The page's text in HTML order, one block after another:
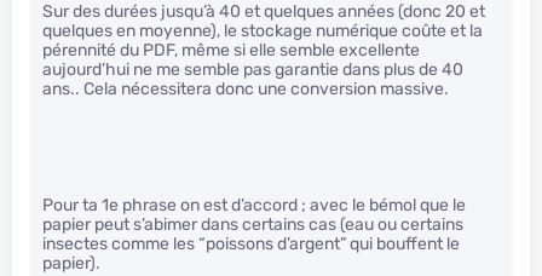
Sur des durées jusqu’à 40 et quelques années (donc 20 et
quelques en moyenne), le stockage numérique coûte et la
pérennité du PDF, même si elle semble excellente
aujourd’hui ne me semble pas garantie dans plus de 40
ans.. Cela nécessitera donc une conversion massive.
Pour ta 1e phrase on est d’accord ; avec le bémol que le
papier peut s’abimer dans certains cas (eau ou certains
insectes comme les “poissons d’argent” qui bouffent le
papier).